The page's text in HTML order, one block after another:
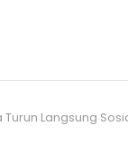
Langsung